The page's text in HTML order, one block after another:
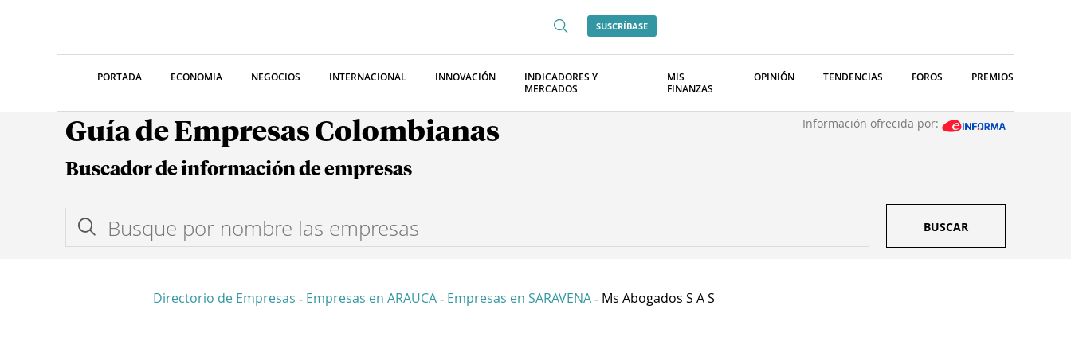
SUSCRÍBASE
PORTADA ECONOMIA NEGOCIOS INTERNACIONAL INNOVACIÓN
INDICADORES Y
MERCADOS
MIS
FINANZAS
OPINIÓN TENDENCIAS FOROS PREMIOS
Guía de Empresas Colombianas Información ofrecida por:
Buscador de información de empresas
BUSCAR
Directorio de Empresas - Empresas en ARAUCA - Empresas en SARAVENA - Ms Abogados S A S